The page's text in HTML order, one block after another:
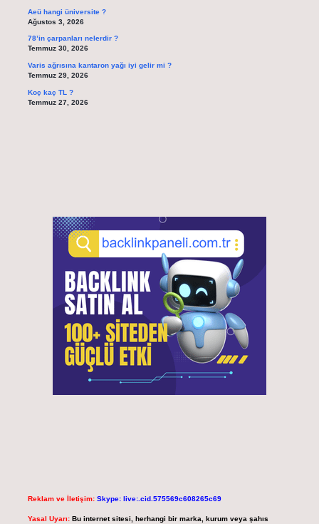
Aeü hangi üniversite ?
Ağustos 3, 2026
78’in çarpanları nelerdir ?
Temmuz 30, 2026
Varis ağrısına kantaron yağı iyi gelir mi ?
Temmuz 29, 2026
Koç kaç TL ?
Temmuz 27, 2026
Reklam ve İletişim: Skype: live:.cid.575569c608265c69
Yasal Uyarı: Bu internet sitesi, herhangi bir marka, kurum veya şahıs